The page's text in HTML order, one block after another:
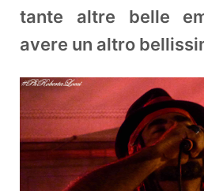
tante altre belle
avere un altro